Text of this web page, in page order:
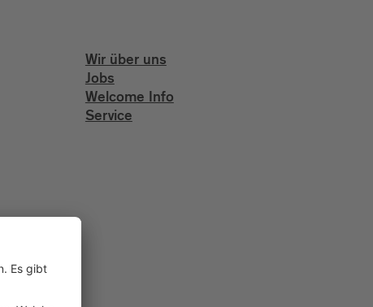
Wir über uns
Jobs
Welcome Info
Service